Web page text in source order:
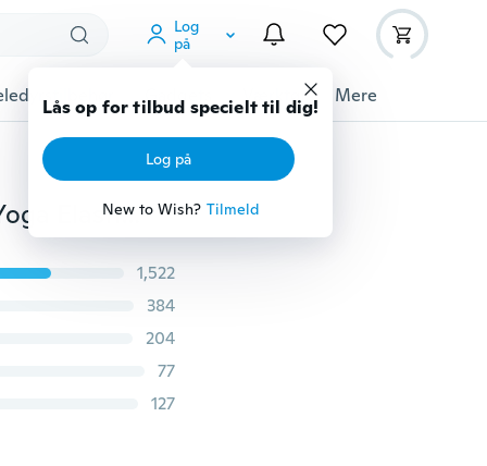
Log
på
Lås op for tilbud specielt til dig!
Log på
New to Wish? Tilmeld
Gadgets Værktøj Mere
Elastisk modstandsbånd Loop Træning Gummi Gym Yoga Elastikbånd Fitness træning
1,522
384
204
77
127